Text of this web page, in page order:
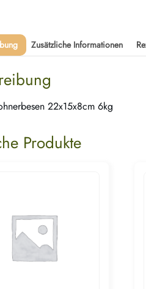
Zusätzliche Informationen
22x15x8cm 6kg
Produkte